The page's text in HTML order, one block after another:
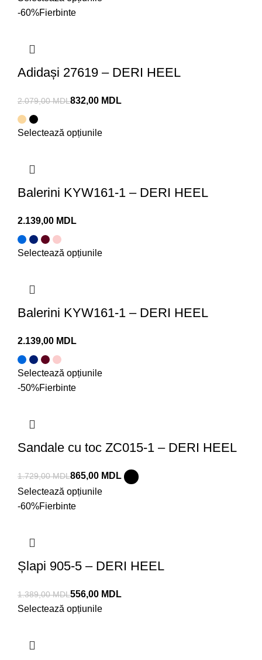
-60%Fierbinte
Adidași 27619 – DERI HEEL
2.079,00MDL832,00 MDL
Selectează opțiunile
Balerini KYW161-1 – DERI HEEL
MDL
Selectează opțiunile
Balerini KYW161-1 – DERI HEEL
MDL
Selectează opțiunile
-50%Fierbinte
Sandale cu toc ZC015-1 – DERI HEEL
1.729,00MDL865,00 MDL
Selectează opțiunile
-60%Fierbinte
Șlapi 905-5 – DERI HEEL
1.389,00MDL556,00 MDL
Selectează opțiunile